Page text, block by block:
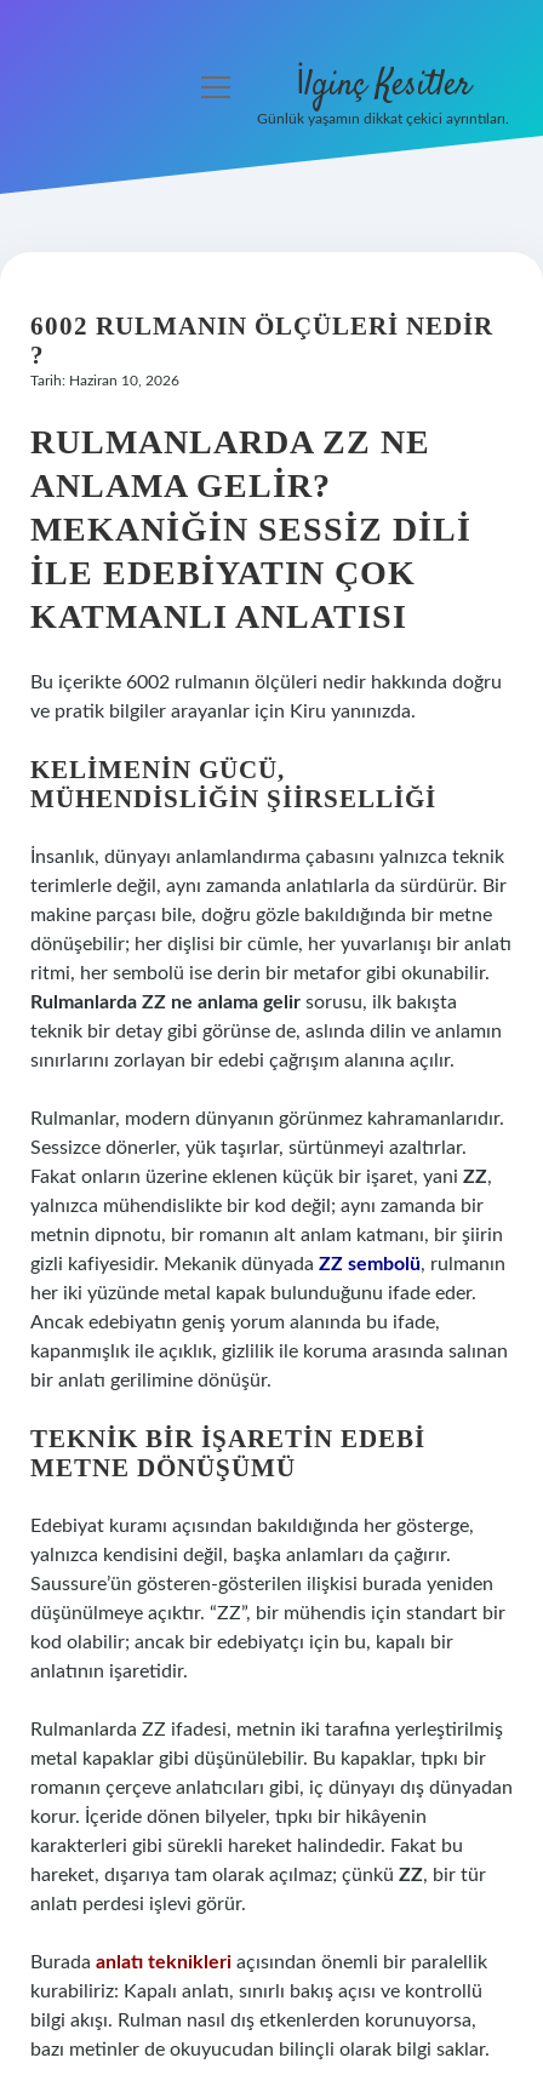
Hakkımızda
menüyü
İlginç Kesitler
Günlük yaşamın dikkat çekici ayrıntıları.
6002 RULMANIN ÖLÇÜLERI NEDIR
?
Tarih: Haziran 10, 2026
RULMANLARDA ZZ NE
ANLAMA GELIR?
MEKANIĞIN SESSIZ DILI
ILE EDEBIYATIN ÇOK
KATMANLI ANLATISI
Bu içerikte 6002 rulmanın ölçüleri nedir hakkında doğru
ve pratik bilgiler arayanlar için Kiru yanınızda.
KELIMENIN GÜCÜ,
MÜHENDISLIĞIN ŞIIRSELLIĞI
İnsanlık, dünyayı anlamlandırma çabasını yalnızca teknik
terimlerle değil, aynı zamanda anlatılarla da sürdürür. Bir
makine parçası bile, doğru gözle bakıldığında bir metne
dönüşebilir; her dişlisi bir cümle, her yuvarlanışı bir anlatı
ritmi, her sembolü ise derin bir metafor gibi okunabilir.
Rulmanlarda ZZ ne anlama gelir sorusu, ilk bakışta
teknik bir detay gibi görünse de, aslında dilin ve anlamın
sınırlarını zorlayan bir edebi çağrışım alanına açılır.
Rulmanlar, modern dünyanın görünmez kahramanlarıdır.
Sessizce dönerler, yük taşırlar, sürtünmeyi azaltırlar.
Fakat onların üzerine eklenen küçük bir işaret, yani ZZ,
yalnızca mühendislikte bir kod değil; aynı zamanda bir
metnin dipnotu, bir romanın alt anlam katmanı, bir şiirin
gizli kafiyesidir. Mekanik dünyada ZZ sembolü, rulmanın
her iki yüzünde metal kapak bulunduğunu ifade eder.
Ancak edebiyatın geniş yorum alanında bu ifade,
kapanmışlık ile açıklık, gizlilik ile koruma arasında salınan
bir anlatı gerilimine dönüşür.
TEKNIK BIR İŞARETIN EDEBI
METNE DÖNÜŞÜMÜ
Edebiyat kuramı açısından bakıldığında her gösterge,
yalnızca kendisini değil, başka anlamları da çağırır.
Saussure’ün gösteren-gösterilen ilişkisi burada yeniden
düşünülmeye açıktır. “ZZ”, bir mühendis için standart bir
kod olabilir; ancak bir edebiyatçı için bu, kapalı bir
anlatının işaretidir.
Rulmanlarda ZZ ifadesi, metnin iki tarafına yerleştirilmiş
metal kapaklar gibi düşünülebilir. Bu kapaklar, tıpkı bir
romanın çerçeve anlatıcıları gibi, iç dünyayı dış dünyadan
korur. İçeride dönen bilyeler, tıpkı bir hikâyenin
karakterleri gibi sürekli hareket halindedir. Fakat bu
hareket, dışarıya tam olarak açılmaz; çünkü ZZ, bir tür
anlatı perdesi işlevi görür.
Burada anlatı teknikleri açısından önemli bir paralellik
kurabiliriz: Kapalı anlatı, sınırlı bakış açısı ve kontrollü
bilgi akışı. Rulman nasıl dış etkenlerden korunuyorsa,
bazı metinler de okuyucudan bilinçli olarak bilgi saklar.